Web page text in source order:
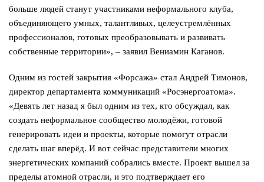
больше людей станут участниками неформального клуба,
объединяющего умных, талантливых, целеустремлённых
профессионалов, готовых преобразовывать и развивать
собственные территории», – заявил Вениамин Каганов.
Одним из гостей закрытия «Форсажа» стал Андрей Тимонов,
директор департамента коммуникаций «Росэнергоатома».
«Девять лет назад я был одним из тех, кто обсуждал, как
создать неформальное сообщество молодёжи, готовой
генерировать идеи и проекты, которые помогут отрасли
сделать шаг вперёд. И вот сейчас представители многих
энергетических компаний собрались вместе. Проект вышел за
пределы атомной отрасли, и это подтверждает его